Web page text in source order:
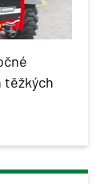
těžkých